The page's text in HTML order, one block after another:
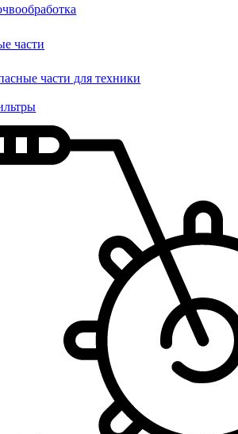
части
части для техники